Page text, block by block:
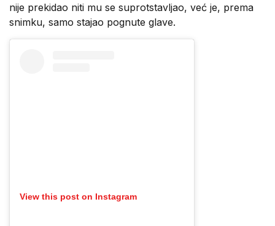
nije prekidao niti mu se suprotstavljao, već je, prema
snimku, samo stajao pognute glave.
View this post on Instagram